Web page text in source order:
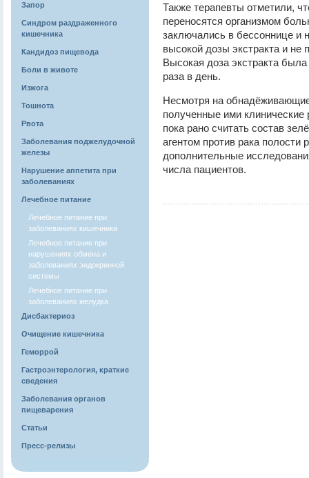
Запор
Синдром раздраженного
кишечника
Кандидоз пищевода
Боли в животе
Изжога
Тошнота
Рвота
Заболевания поджелудочной
железы
Нарушение аппетита при
заболеваниях
Лечебное питание
Лечебное питание при
заболеваниях кишечника
Лечебное питание при
нарушениях обмена и
заболеваниях эндокринной
системы
Лечебное питание при
заболеваниях желудка
Дисбактериоз
Очищение кишечника
Геморрой
Гастроэнтерология, краткие
сведения
Заболевания органов
пищеварения
Статьи
Пресс-релизы
Также терапевты отметили,
переносятся организмом
заключались в бессоннице и
высокой дозы экстракта и не
Высокая доза экстракта
раза в день.
Несмотря на
полученные ими
пока рано считать состав
агентом против рака
дополнительные
числа пациентов.